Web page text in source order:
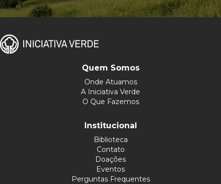
Quem Somos
Onde Atuamos
A Iniciativa Verde
O Que Fazemos
Institucional
Biblioteca
Contato
Doações
Eventos
Perguntas Frequentes